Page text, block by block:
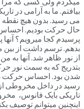
بیافتم. ما به آرامی در
می رسید. بدون هیچ نقطه
حال حرکت بودیم.
پرسیدم کجا میرویم؟ آنها
بدهم. ترسم داشت از
از نور ظاهر شد. آنها به
بتدریج که به سمت نور
شدن بود. احساس حرکت
رسید در داخل مخروطی
تاریکی بایک فانوس،
اینچنین میتوانم